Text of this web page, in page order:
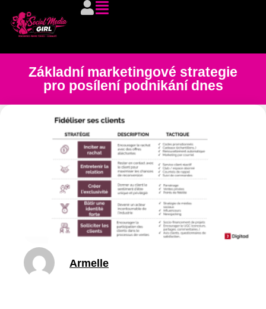
Základní marketingové strategie
pro posílení podnikání dnes
Armelle